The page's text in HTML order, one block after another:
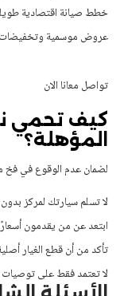
خطط صيانة اقتصادية
عروض موسمية
تواصل معانا الان
كيف تحمي
المؤهلة؟
لضمان عدم الوقوع في فخ
لا تسلم سيارتك لمركز
ابتعد عن من يقدمون
تأكد من أن قطع الغيار
لا تعتمد فقط على